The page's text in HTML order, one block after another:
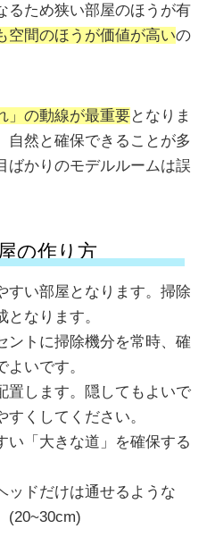
るため狭い部屋のほうが有
空間のほうが価値が高いの
」の動線が最重要となりま
自然と確保できることが多
ばかりのモデルルームは誤
の作り方
すい部屋となります。掃除
なります。
ントに掃除機分を常時、確
いです。
置します。隠してもよいで
くしてください。
い「大きな道」を確保する
ッドだけは通せるような
(20~30cm)